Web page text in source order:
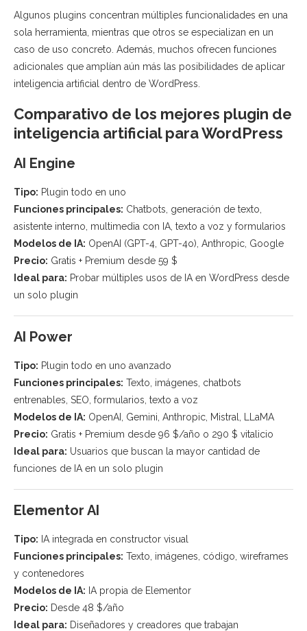
Algunos plugins concentran múltiples funcionalidades en una
sola herramienta, mientras que otros se especializan en un
caso de uso concreto. Además, muchos ofrecen funciones
adicionales que amplían aún más las posibilidades de aplicar
inteligencia artificial dentro de WordPress.
Comparativo de los mejores plugin de
inteligencia artificial para WordPress
AI Engine
Tipo: Plugin todo en uno
Funciones principales: Chatbots, generación de texto,
asistente interno, multimedia con IA, texto a voz y formularios
Modelos de IA: OpenAI (GPT-4, GPT-4o), Anthropic, Google
Precio: Gratis + Premium desde 59 $
Ideal para: Probar múltiples usos de IA en WordPress desde
un solo plugin
AI Power
Tipo: Plugin todo en uno avanzado
Funciones principales: Texto, imágenes, chatbots
entrenables, SEO, formularios, texto a voz
Modelos de IA: OpenAI, Gemini, Anthropic, Mistral, LLaMA
Precio: Gratis + Premium desde 96 $/año o 290 $ vitalicio
Ideal para: Usuarios que buscan la mayor cantidad de
funciones de IA en un solo plugin
Elementor AI
Tipo: IA integrada en constructor visual
Funciones principales: Texto, imágenes, código, wireframes
y contenedores
Modelos de IA: IA propia de Elementor
Precio: Desde 48 $/año
Ideal para: Diseñadores y creadores que trabajan